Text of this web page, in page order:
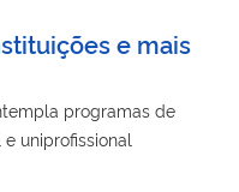
e mais
programas de
uniprofissional